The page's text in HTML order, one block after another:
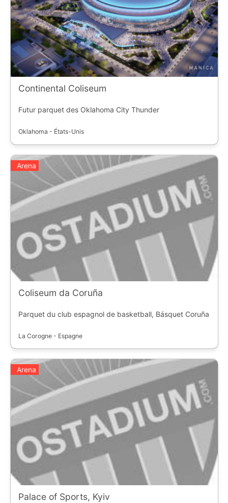
Continental Coliseum
Futur parquet des Oklahoma City Thunder
Oklahoma - États-Unis
Arena
Coliseum da Coruña
Parquet du club espagnol de basketball, Básquet Coruña
La Corogne - Espagne
Arena
Palace of Sports, Kyiv